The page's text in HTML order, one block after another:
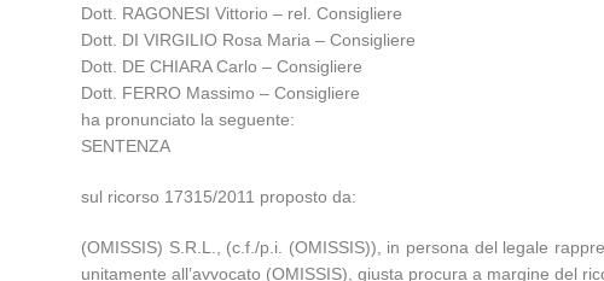
Dott. RAGONESI Vittorio – rel. Consigliere
Dott. DI VIRGILIO Rosa Maria – Consigliere
Dott. DE CHIARA Carlo – Consigliere
Dott. FERRO Massimo – Consigliere
ha pronunciato la seguente:
SENTENZA
sul ricorso 17315/2011 proposto da:
(OMISSIS) S.R.L., (c.f./p.i. (OMISSIS)), in persona del legale
unitamente all’avvocato (OMISSIS), giusta procura a margine del